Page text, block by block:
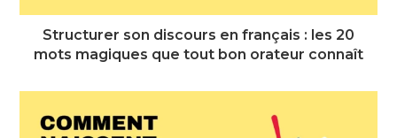
Structurer son discours en français : les 20
mots magiques que tout bon orateur connaît